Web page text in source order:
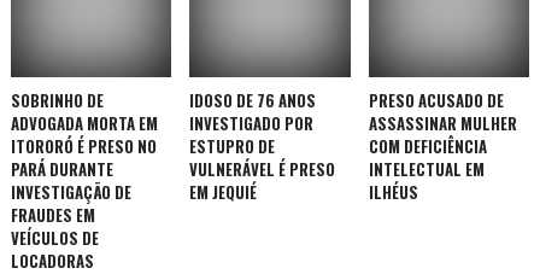
SOBRINHO DE
ADVOGADA MORTA EM
ITORORÓ É PRESO NO
PARÁ DURANTE
INVESTIGAÇÃO DE
FRAUDES EM
VEÍCULOS DE
LOCADORAS
IDOSO DE 76 ANOS
INVESTIGADO POR
ESTUPRO DE
VULNERÁVEL É PRESO
EM JEQUIÉ
PRESO ACUSADO DE
ASSASSINAR MULHER
COM DEFICIÊNCIA
INTELECTUAL EM
ILHÉUS